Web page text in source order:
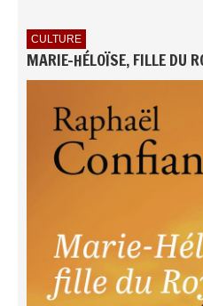
CULTURE
MARIE-HÉLOÏSE, FILLE DU